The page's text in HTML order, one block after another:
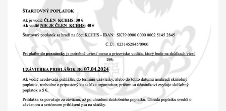
CHOVATEĽSKÉ STANICE
OČAKÁVANÉ VRHY PP V ROKU 2026
AKCIE
MEDZINÁRODNÁ SÚŤAŽ HRUBOSRSTÝCH
STAVAČOV „MEMORIÁL B. ZEMKA“
SKÚŠKY